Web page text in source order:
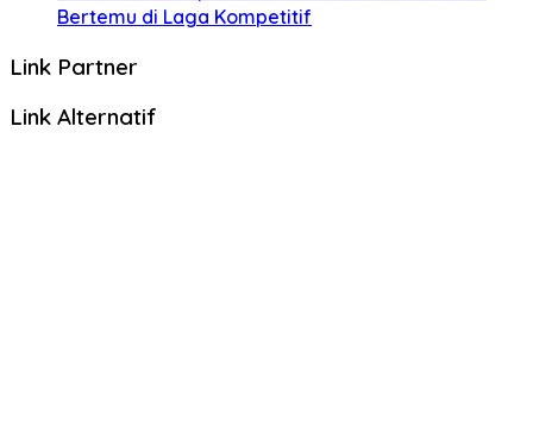
Bertemu di Laga Kompetitif
Link Partner
Link Alternatif